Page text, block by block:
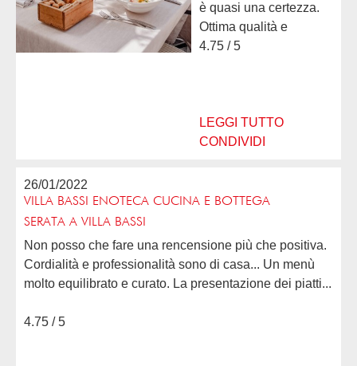
è quasi una certezza.
Ottima qualità e
fantasia nei piatti
cappello alla sig.ra...
4.75 / 5
LEGGI TUTTO
CONDIVIDI
26/01/2022
VILLA BASSI ENOTECA CUCINA E BOTTEGA
SERATA A VILLA BASSI
Non posso che fare una rencensione più che positiva.
Cordialità e professionalità sono di casa... Un menù
molto equilibrato e curato. La presentazione dei piatti...
4.75 / 5